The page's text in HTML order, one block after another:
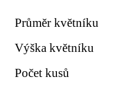
Průměr květníku
Výška květníku
Počet kusů